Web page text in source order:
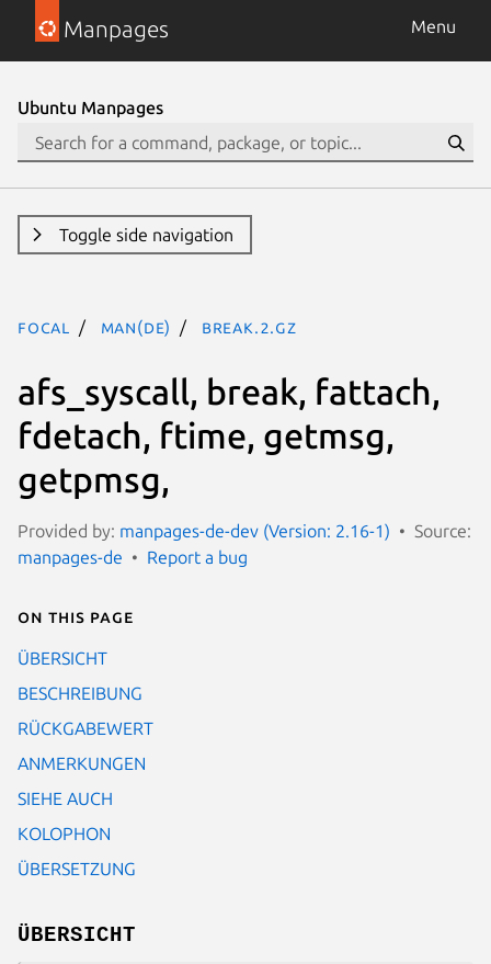
Manpages Menu
Ubuntu Manpages
Toggle side navigation
focal man(de) break.2.gz
afs_syscall, break, fattach,
fdetach, ftime, getmsg,
getpmsg,
Provided by: manpages-de-dev (Version: 2.16-1)
Source:
manpages-de
Report a bug
On this page
ÜBERSICHT
BESCHREIBUNG
RÜCKGABEWERT
ANMERKUNGEN
SIEHE AUCH
KOLOPHON
ÜBERSETZUNG
ÜBERSICHT